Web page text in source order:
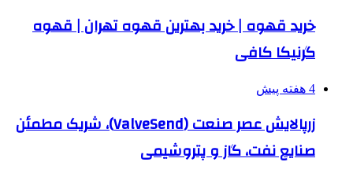
خرید قهوه | خرید بهترین قهوه تهران | قهوه
گرنیکا کافی
4 هفته پیش
زرپالایش عصر صنعت (ValveSend)، شریک مطمئن
صنایع نفت، گاز و پتروشیمی